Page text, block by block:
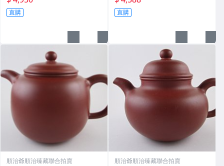
直購 直購
順治爺順治臻藏聯合拍賣 順治爺順治臻藏聯合拍賣